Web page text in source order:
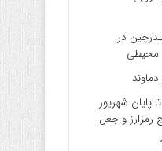
در
‌محیطی
تا پایان شهریور
رمزارز و جعل